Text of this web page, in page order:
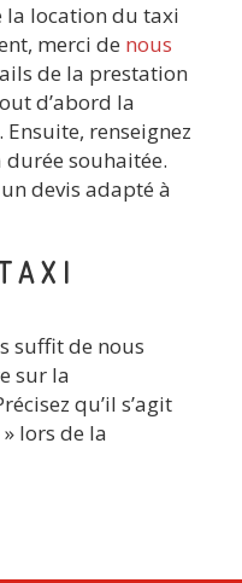
la location du taxi
merci de nous
de la prestation
d’abord la
renseignez
souhaitée.
devis adapté à
suffit de nous
sur la
qu’il s’agit
lors de la